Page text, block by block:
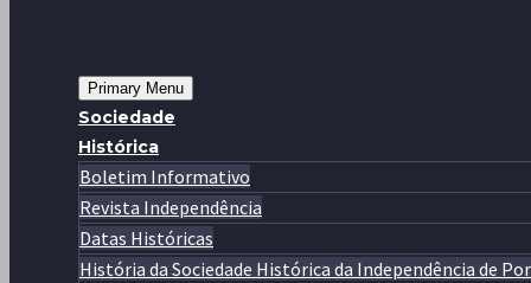
Primary Menu
Sociedade
Histórica
Boletim Informativo
Revista Independência
Datas Históricas
História da Sociedade Histórica da Independência de